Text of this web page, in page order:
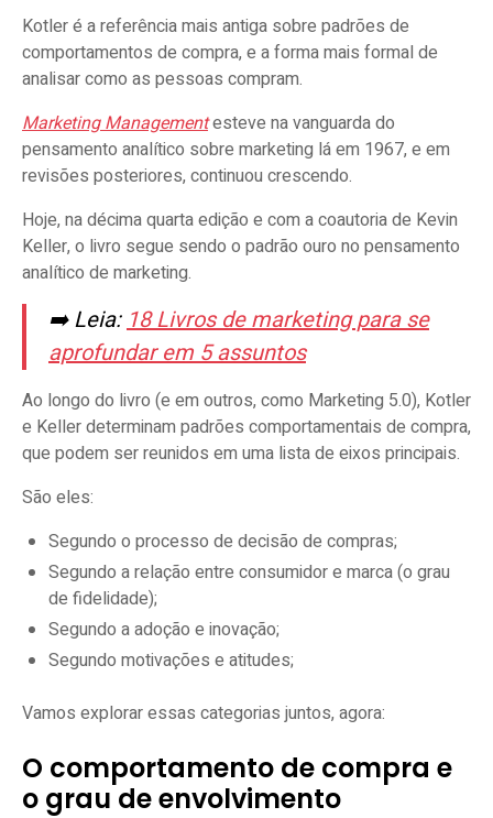
Kotler é a referência mais antiga sobre padrões de
comportamentos de compra, e a forma mais formal de
analisar como as pessoas compram.
Marketing Managementesteve na vanguarda do
pensamento analítico sobre marketing lá em 1967, e em
revisões posteriores, continuou crescendo.
Hoje, na décima quarta edição e com a coautoria de Kevin
Keller, o livro segue sendo o padrão ouro no pensamento
analítico de marketing.
➡️ Leia:18 Livros de marketing para se
aprofundar em 5 assuntos
Ao longo do livro (e em outros, como Marketing 5.0), Kotler
e Keller determinam padrões comportamentais de compra,
que podem ser reunidos em uma lista de eixos principais.
São eles:
Segundo o processo de decisão de compras;
Segundo a relação entre consumidor e marca (o grau
de fidelidade);
Segundo a adoção e inovação;
Segundo motivações e atitudes;
Vamos explorar essas categorias juntos, agora:
O comportamento de compra e
o grau de envolvimento